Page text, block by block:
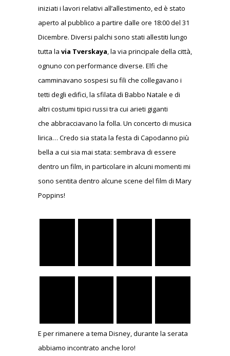
iniziati i lavori relativi all’allestimento, ed è stato
aperto al pubblico a partire dalle ore 18:00 del 31
Dicembre. Diversi palchi sono stati allestiti lungo
tutta la via Tverskaya, la via principale della città,
ognuno con performance diverse. Elfi che
camminavano sospesi su fili che collegavano i
tetti degli edifici, la sfilata di Babbo Natale e di
altri costumi tipici russi tra cui arieti giganti
che abbracciavano la folla. Un concerto di musica
lirica… Credo sia stata la festa di Capodanno più
bella a cui sia mai stata: sembrava di essere
dentro un film, in particolare in alcuni momenti mi
sono sentita dentro alcune scene del film di Mary
Poppins!
E per rimanere a tema Disney, durante la serata
abbiamo incontrato anche loro!